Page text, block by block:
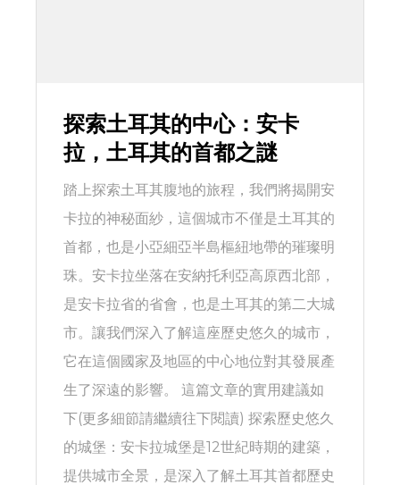
探索土耳其的中心：安卡
拉，土耳其的首都之謎
踏上探索土耳其腹地的旅程，我們將揭開安
卡拉的神秘面紗，這個城市不僅是土耳其的
首都，也是小亞細亞半島樞紐地帶的璀璨明
珠。安卡拉坐落在安納托利亞高原西北部，
是安卡拉省的省會，也是土耳其的第二大城
市。讓我們深入了解這座歷史悠久的城市，
它在這個國家及地區的中心地位對其發展產
生了深遠的影響。 這篇文章的實用建議如
下(更多細節請繼續往下閱讀) 探索歷史悠久
的城堡：安卡拉城堡是12世紀時期的建築，
提供城市全景，是深入了解土耳其首都歷史